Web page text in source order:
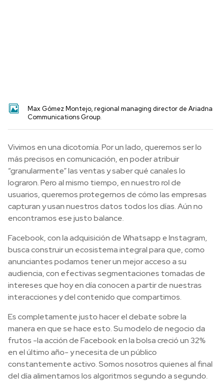
Max Gómez Montejo, regional managing director de Ariadna
Communications Group.
Vivimos en una dicotomía. Por un lado, queremos ser lo
más precisos en comunicación, en poder atribuir
“granularmente” las ventas y saber qué canales lo
lograron. Pero al mismo tiempo, en nuestro rol de
usuarios, queremos protegernos de cómo las empresas
capturan y usan nuestros datos todos los días. Aún no
encontramos ese justo balance.
Facebook, con la adquisición de Whatsapp e Instagram,
busca construir un ecosistema integral para que, como
anunciantes podamos tener un mejor acceso a su
audiencia, con efectivas segmentaciones tomadas de
intereses que hoy en día conocen a partir de nuestras
interacciones y del contenido que compartimos.
Es completamente justo hacer el debate sobre la
manera en que se hace esto. Su modelo de negocio da
frutos -la acción de Facebook en la bolsa creció un 32%
en el último año- y necesita de un público
constantemente activo. Somos nosotros quienes al final
del día alimentamos los algoritmos segundo a segundo.